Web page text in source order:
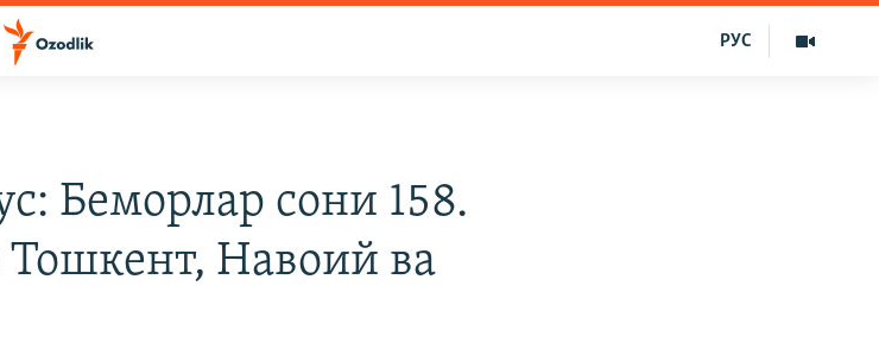
РУС
Беморлар сони 158.
Навоий ва